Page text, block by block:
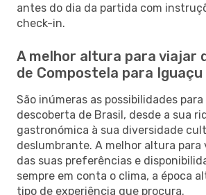
antes do dia da partida com
check-in.
A melhor altura para viajar
de Compostela para Iguaçu
São inúmeras as possibilidades
descoberta de Brasil, desde a sua
gastronómica à sua diversidade
deslumbrante. A melhor altura para
das suas preferências e
sempre em conta o clima, a época
tipo de experiência que procura.